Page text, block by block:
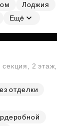
Лоджия
Ещё
секция, 2
отделки